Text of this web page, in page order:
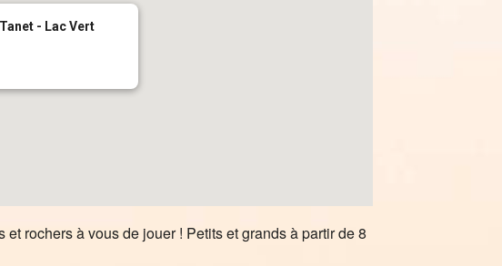
- Lac Vert
rochers à vous de jouer ! Petits et grands à partir de 8